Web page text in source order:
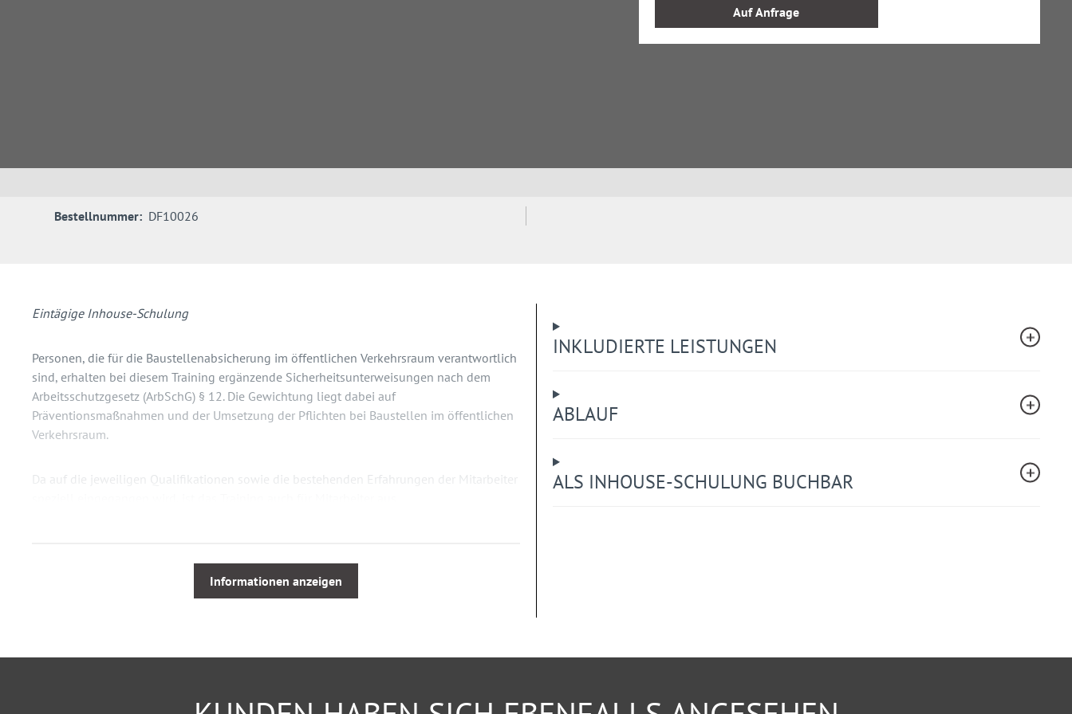
Auf Anfrage
Bestellnummer: DF10026
Eintägige Inhouse-Schulung
Personen, die für die Baustellenabsicherung im öffentlichen Verkehrsraum verantwortlich
sind, erhalten bei diesem Training ergänzende Sicherheitsunterweisungen nach dem
Arbeitsschutzgesetz (ArbSchG) § 12. Die Gewichtung liegt dabei auf
Präventionsmaßnahmen und der Umsetzung der Pflichten bei Baustellen im öffentlichen
Verkehrsraum.
Da auf die jeweiligen Qualifikationen sowie die bestehenden Erfahrungen der Mitarbeiter
Verhalten im öffentlichen Raum
Informationen anzeigen
INKLUDIERTE LEISTUNGEN
ABLAUF
ALS INHOUSE-SCHULUNG BUCHBAR